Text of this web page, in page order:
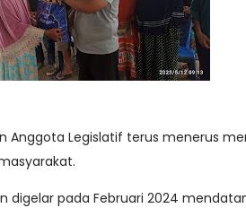
Anggota Legislatif terus menerus
digelar pada Februari 2024